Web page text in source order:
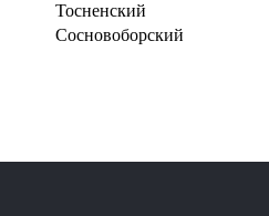
Тосненский
Сосновоборский